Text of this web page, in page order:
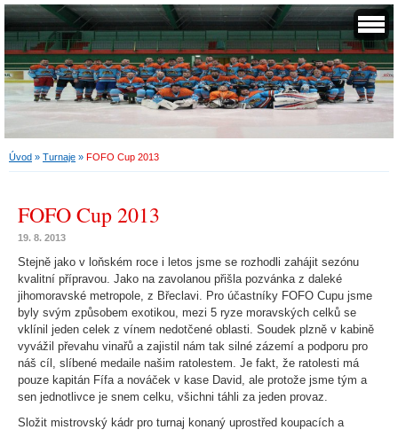
Úvod » Turnaje » FOFO Cup 2013
FOFO Cup 2013
19. 8. 2013
Stejně jako v loňském roce i letos jsme se rozhodli zahájit sezónu
kvalitní přípravou. Jako na zavolanou přišla pozvánka z daleké
jihomoravské metropole, z Břeclavi. Pro účastníky FOFO Cupu jsme
byly svým způsobem exotikou, mezi 5 ryze moravských celků se
vklínil jeden celek z vínem nedotčené oblasti. Soudek plzně v kabině
vyvážil převahu vinařů a zajistil nám tak silné zázemí a podporu pro
náš cíl, slíbené medaile našim ratolestem. Je fakt, že ratolesti má
pouze kapitán Fífa a nováček v kase David, ale protože jsme tým a
sen jednotlivce je snem celku, všichni táhli za jeden provaz.
Složit mistrovský kádr pro turnaj konaný uprostřed koupacích a